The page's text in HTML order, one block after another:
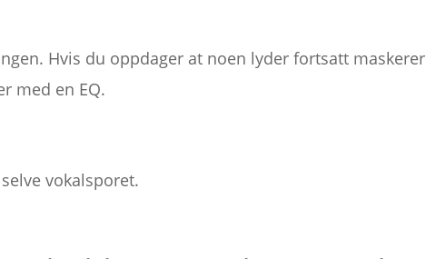
Hvis du oppdager at noen lyder fortsatt maskerer
med en EQ.
vokalsporet.